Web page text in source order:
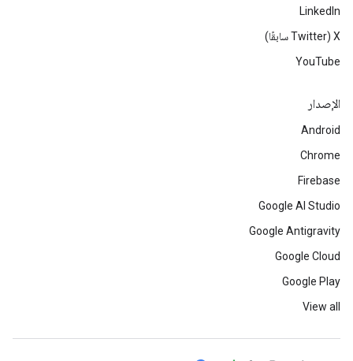
LinkedIn
‫X ‏(Twitter سابقًا)
YouTube
الإصدار
Android
Chrome
Firebase
Google AI Studio
Google Antigravity
Google Cloud
Google Play
View all